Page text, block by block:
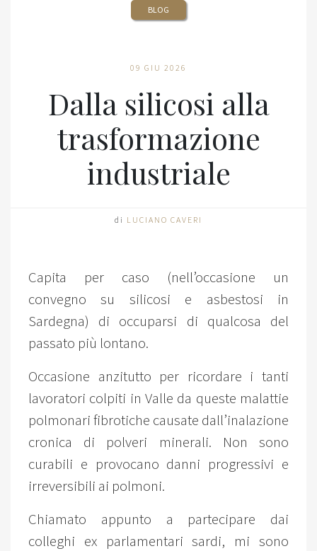
BLOG
09 GIU 2026
Dalla silicosi alla
trasformazione
industriale
di LUCIANO CAVERI
Capita per caso (nell’occasione un
convegno su silicosi e asbestosi in
Sardegna) di occuparsi di qualcosa del
passato più lontano.
Occasione anzitutto per ricordare i tanti
lavoratori colpiti in Valle da queste malattie
polmonari fibrotiche causate dall’inalazione
cronica di polveri minerali. Non sono
curabili e provocano danni progressivi e
irreversibili ai polmoni.
Chiamato appunto a partecipare dai
colleghi ex parlamentari sardi, mi sono